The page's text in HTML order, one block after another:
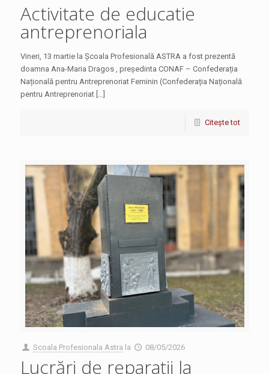
Activitate de educatie
antreprenoriala
Vineri, 13 martie la Școala Profesională ASTRA a fost prezentă
doamna Ana-Maria Dragos , președinta CONAF – Confederația
Națională pentru Antreprenoriat Feminin (Confederația Națională
pentru Antreprenoriat […]
Citește tot
Scoala Profesionala Astra la 08/05/2026
Lucrări de reparații la